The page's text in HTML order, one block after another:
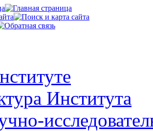
Института